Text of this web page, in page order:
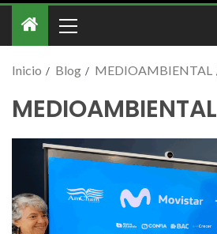
Inicio Blog MEDIOAMBIENTAL
MEDIOAMBIENTAL